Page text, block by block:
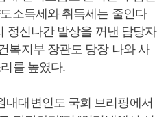
소득세와 취득세는 줄인다
정신나간 발상을 꺼낸 담당자
복지부 장관도 당장 나와 사
를 높였다.
내대변인도 국회 브리핑에서